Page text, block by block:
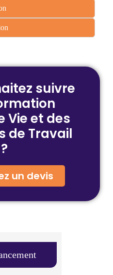
suivre
Vie et des
de Travail
?
un devis